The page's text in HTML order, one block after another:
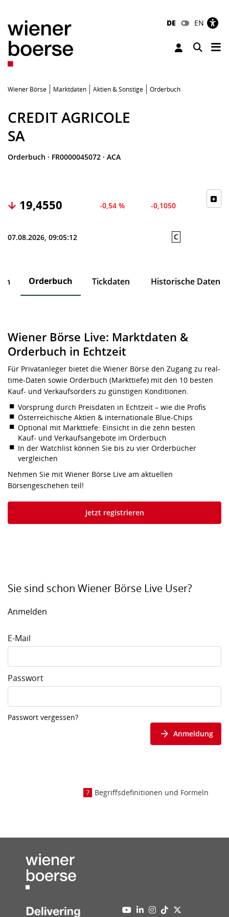
DE EN
Toggle
Wiener Börse Marktdaten Aktien & Sonstige Orderbuch
CREDIT AGRICOLE
SA
Orderbuch · FR0000045072 · ACA
19,4550 -0,54 % -0,1050
07.08.2026, 09:05:12 C
Orderbuch Tickdaten Historische Daten
Wiener Börse Live: Marktdaten &
Orderbuch in Echtzeit
Für Privatanleger bietet die Wiener Börse den Zugang zu real-
time-Daten sowie Orderbuch (Markttiefe) mit den 10 besten
Kauf- und Verkaufsorders zu günstigen Konditionen.
Vorsprung durch Preisdaten in Echtzeit – wie die Profis
Österreichische Aktien & internationale Blue-Chips
Optional mit Markttiefe: Einsicht in die zehn besten
Kauf- und Verkaufsangebote im Orderbuch
In der Watchlist können Sie bis zu vier Orderbücher
vergleichen
Nehmen Sie mit Wiener Börse Live am aktuellen
Börsengeschehen teil!
Jetzt registrieren
Sie sind schon Wiener Börse Live User?
Anmelden
E-Mail
Passwort
Passwort vergessen?
Anmeldung
Begriffsdefinitionen und Formeln